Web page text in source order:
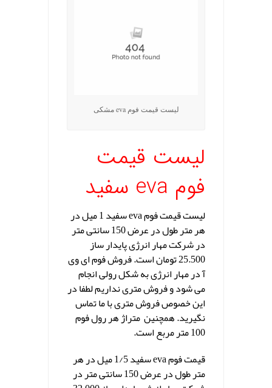
لیست قیمت فوم eva مشکی
لیست قیمت
فوم eva سفید
لیست قیمت فوم eva سفید 1 میل در
هر متر طول در عرض 150 سانتی متر
در شرکت مهار انرژی پایدار ساز
25.500 تومان است. فروش فوم ای وی
آ در مهار انرژی به شکل رولی انجام
می شود و فروش متری نداریم لطفا در
این خصوص فروش متری با ما تماس
نگیرید. همچنین متراژ هر رول فوم
100 متر مربع است.
قیمت فوم eva سفید 1/5 میل در هر
متر طول در عرض 150 سانتی متر در